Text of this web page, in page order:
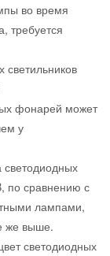
во время
требуется
светильников
фонарей может
у
светодиодных
по сравнению с
лампами,
же выше.
светодиодных